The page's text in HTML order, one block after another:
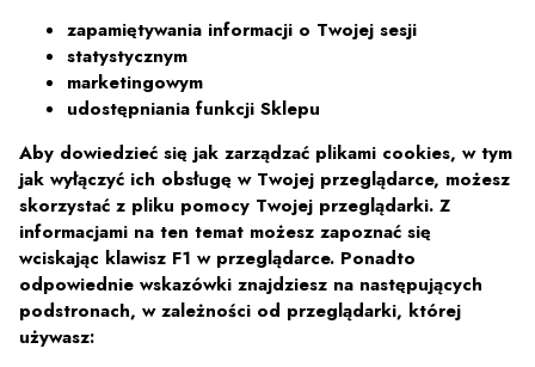
zapamiętywania informacji o Twojej sesji
statystycznym
marketingowym
udostępniania funkcji Sklepu
Aby dowiedzieć się jak zarządzać plikami cookies, w tym
jak wyłączyć ich obsługę w Twojej przeglądarce, możesz
skorzystać z pliku pomocy Twojej przeglądarki. Z
informacjami na ten temat możesz zapoznać się
wciskając klawisz F1 w przeglądarce. Ponadto
odpowiednie wskazówki znajdziesz na następujących
podstronach, w zależności od przeglądarki, której
używasz: